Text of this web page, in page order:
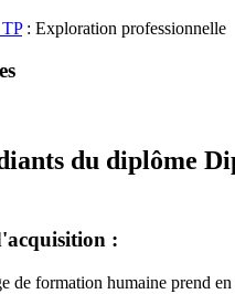
: Exploration professionnelle
du diplôme
:
de formation humaine prend